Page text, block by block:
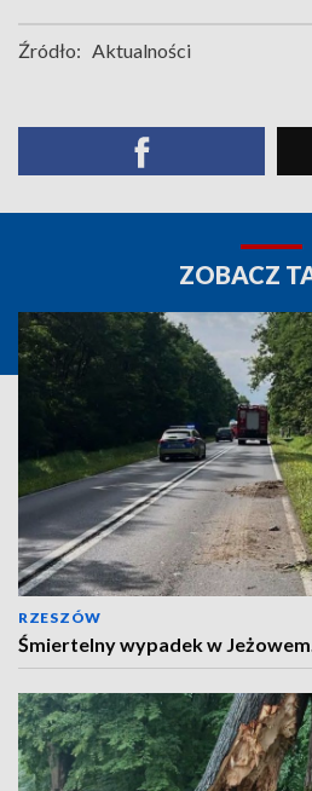
Źródło: Aktualności
ZOBACZ
RZESZÓW
Śmiertelny wypadek w